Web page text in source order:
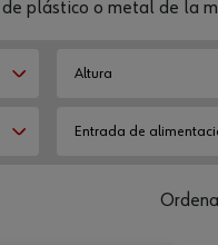
plástico o metal de la
Altura
Entrada de